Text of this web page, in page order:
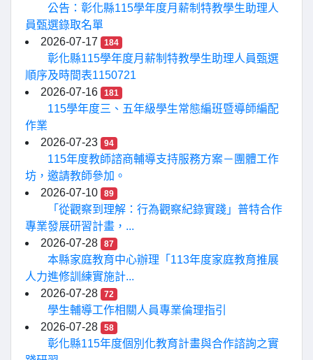
公告：彰化縣115學年度月薪制特教學生助理人
員甄選錄取名單
2026-07-17
184
彰化縣115學年度月薪制特教學生助理人員甄選
順序及時間表1150721
2026-07-16
181
115學年度三、五年級學生常態編班暨導師編配
作業
2026-07-23
94
115年度教師諮商輔導支持服務方案－團體工作
坊，邀請教師參加。
2026-07-10
89
「從觀察到理解：行為觀察紀錄實踐」普特合作
專業發展研習計畫，...
2026-07-28
87
本縣家庭教育中心辦理「113年度家庭教育推展
人力進修訓練實施計...
2026-07-28
72
學生輔導工作相關人員專業倫理指引
2026-07-28
58
彰化縣115年度個別化教育計畫與合作諮詢之實